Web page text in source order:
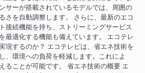
サーが搭載されているモデルでは、周囲の
さを自動調整します。 さらに、最新のエコ
接続機能を持ち、ストリーミングサービス
最適化する機能も備えています。 エコテレ
現するのか？ エコテレビは、省エネ技術を
、環境への負荷を軽減します。これによ
ることが可能です。 省エネ技術の概要 エ